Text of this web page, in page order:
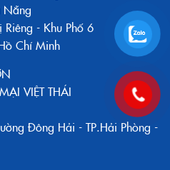
Nẵng
Riêng - Khu Phố 6
Chí Minh
VIỆT THÁI
Đông Hải - TP.Hải Phòng -